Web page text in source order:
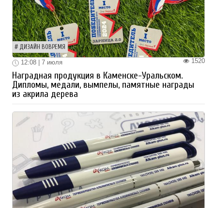
ДИЗАЙН ВОВРЕМЯ
1520
12:08 | 7 июля
Наградная продукция в Каменске-Уральском.
Дипломы, медали, вымпелы, памятные награды
из акрила дерева